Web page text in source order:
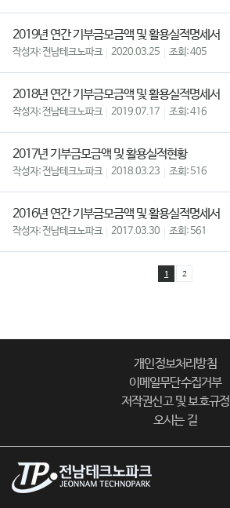
2019년 연간 기부금모금액 및 활용실적명세서
전남테크노파크 2020.03.25 405
2018년 연간 기부금모금액 및 활용실적명세서
전남테크노파크 2019.07.17 416
2017년 기부금모금액 및 활용실적현황
전남테크노파크 2018.03.23 516
2016년 연간 기부금모금액 및 활용실적명세서
전남테크노파크 2017.03.30 561
1 2
개인정보처리방침
이메일무단수집거부
저작권신고 및 보호규정
오시는 길